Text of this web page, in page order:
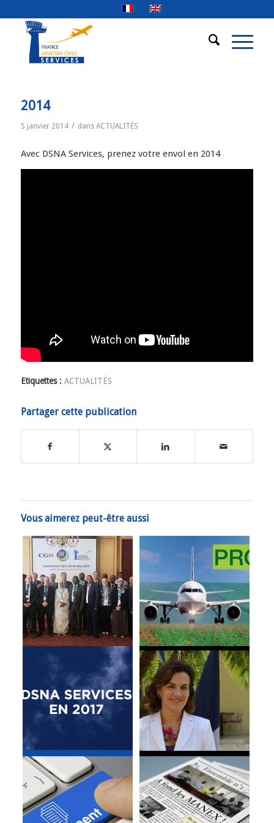
2014
5 janvier 2014 / dans ACTUALITÉS
Avec DSNA Services, prenez votre envol en 2014
Etiquettes : ACTUALITÉS
Partager cette publication
Vous aimerez peut-être aussi